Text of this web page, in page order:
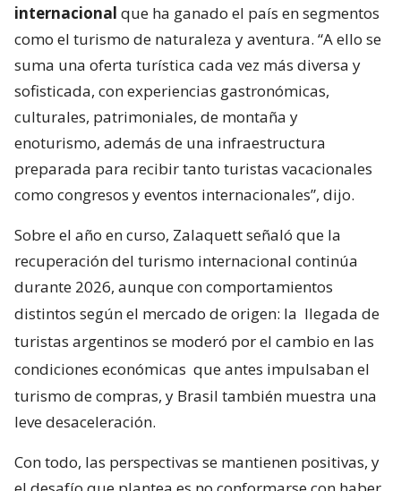
internacional que ha ganado el país en segmentos
como el turismo de naturaleza y aventura. “A ello se
suma una oferta turística cada vez más diversa y
sofisticada, con experiencias gastronómicas,
culturales, patrimoniales, de montaña y
enoturismo, además de una infraestructura
preparada para recibir tanto turistas vacacionales
como congresos y eventos internacionales”, dijo.
Sobre el año en curso, Zalaquett señaló que la
recuperación del turismo internacional continúa
durante 2026, aunque con comportamientos
distintos según el mercado de origen: la llegada de
turistas argentinos se moderó por el cambio en las
condiciones económicas que antes impulsaban el
turismo de compras, y Brasil también muestra una
leve desaceleración.
Con todo, las perspectivas se mantienen positivas, y